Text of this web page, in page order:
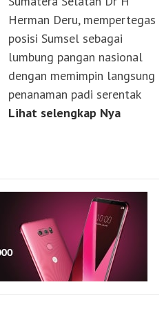
Herman Deru, mempertegas
posisi Sumsel sebagai
lumbung pangan nasional
dengan memimpin langsung
penanaman padi serentak
Lihat selengkap Nya